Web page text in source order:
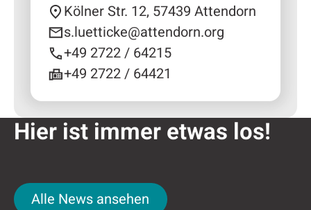
Kölner Str. 12, 57439 Attendorn
s.luetticke@attendorn.org
+49 2722 / 64215
+49 2722 / 64421
Hier ist immer etwas los!
Alle News ansehen
Alle News ansehen